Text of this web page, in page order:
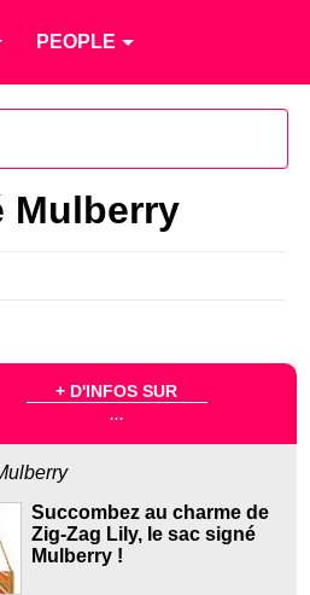
PEOPLE
Mulberry
+ D'INFOS SUR
...
Succombez au charme de
Zig-Zag Lily, le sac signé
Mulberry !